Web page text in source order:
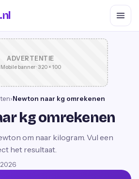
.nl
ADVERTENTIE
Mobile banner · 320 × 100
›Newton naar kg omrekenen
kg omrekenen
om naar kilogram. Vul een
het resultaat.